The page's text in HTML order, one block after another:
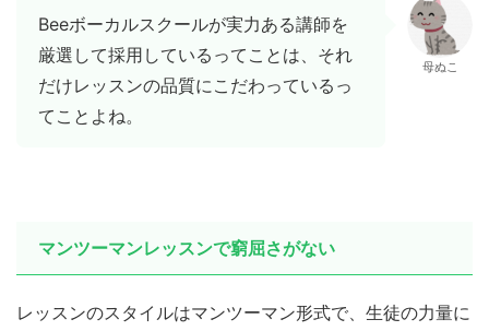
Beeボーカルスクールが実力ある講師を
厳選して採用しているってことは、それ
だけレッスンの品質にこだわっているっ
てことよね。
母ぬこ
マンツーマンレッスンで窮屈さがない
レッスンのスタイルはマンツーマン形式で、生徒の力量に